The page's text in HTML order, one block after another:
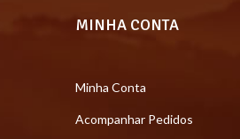
MINHA CONTA
Minha Conta
Acompanhar Pedidos